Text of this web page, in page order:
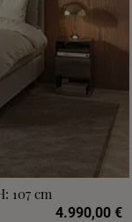
107 cm
4.990,00 €